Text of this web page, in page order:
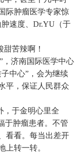
际肿瘤医学专家惊
速度、Dr.YU（于
苦辣啊！
，济南国际医学中心
中心”，会为继续
平，保证人民群众
，于金明心里全
于肿瘤患者。不管
看看。每当出差开
上转一转。